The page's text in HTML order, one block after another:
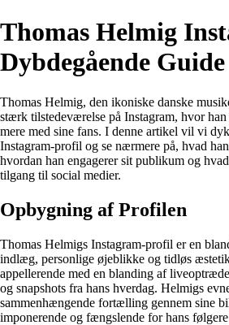
Thomas Helmig
Dybdegående Guide
Thomas Helmig, den ikoniske danske
stærk tilstedeværelse på Instagram, hvor
mere med sine fans. I denne artikel vil vi
Instagram-profil og se nærmere på, hvad
hvordan han engagerer sit publikum og
tilgang til social medier.
Opbygning af Profilen
Thomas Helmigs Instagram-profil er en
indlæg, personlige øjeblikke og tidløs
appellerende med en blanding af
og snapshots fra hans hverdag. Helmigs
sammenhængende fortælling gennem sine
imponerende og fængslende for hans